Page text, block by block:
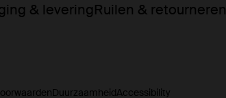
& leveringRuilen & retourneren
DuurzaamheidAccessibility